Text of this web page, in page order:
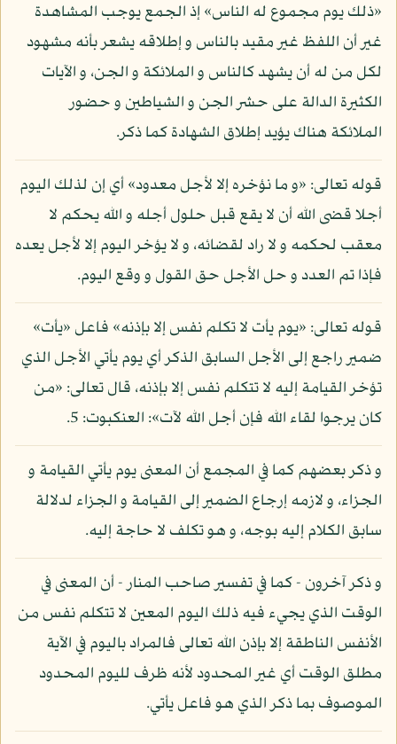
«ذلك يوم مجموع له الناس» إذ الجمع يوجب المشاهدة
غير أن اللفظ غير مقيد بالناس و إطلاقه يشعر بأنه مشهود
لكل من له أن يشهد كالناس و الملائكة و الجن، و الآيات
الكثيرة الدالة على حشر الجن و الشياطين و حضور
الملائكة هناك يؤيد إطلاق الشهادة كما ذكر.
قوله تعالى: «و ما نؤخره إلا لأجل معدود» أي إن لذلك اليوم
أجلا قضى الله أن لا يقع قبل حلول أجله و الله يحكم لا
معقب لحكمه و لا راد لقضائه، و لا يؤخر اليوم إلا لأجل يعده
فإذا تم العدد و حل الأجل حق القول و وقع اليوم.
قوله تعالى: «يوم يأت لا تكلم نفس إلا بإذنه» فاعل «يأت»
ضمير راجع إلى الأجل السابق الذكر أي يوم يأتي الأجل الذي
تؤخر القيامة إليه لا تتكلم نفس إلا بإذنه، قال تعالى: «من
كان يرجوا لقاء الله فإن أجل الله لآت»: العنكبوت: 5.
و ذكر بعضهم كما في المجمع أن المعنى يوم يأتي القيامة و
الجزاء، و لازمه إرجاع الضمير إلى القيامة و الجزاء لدلالة
سابق الكلام إليه بوجه، و هو تكلف لا حاجة إليه.
و ذكر آخرون - كما في تفسير صاحب المنار - أن المعنى في
الوقت الذي يجيء فيه ذلك اليوم المعين لا تتكلم نفس من
الأنفس الناطقة إلا بإذن الله تعالى فالمراد باليوم في الآية
مطلق الوقت أي غير المحدود لأنه ظرف لليوم المحدود
الموصوف بما ذكر الذي هو فاعل يأتي.